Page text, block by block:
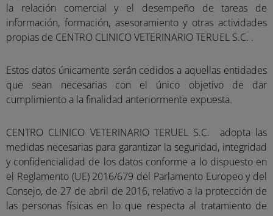
la relación comercial y el desempeño de tareas de
información, formación, asesoramiento y otras actividades
propias de CENTRO CLINICO VETERINARIO TERUEL S.C. .
Estos datos únicamente serán cedidos a aquellas entidades
que sean necesarias con el único objetivo de dar
cumplimiento a la finalidad anteriormente expuesta.
CENTRO CLINICO VETERINARIO TERUEL S.C. adopta las
medidas necesarias para garantizar la seguridad, integridad
y confidencialidad de los datos conforme a lo dispuesto en
el Reglamento (UE) 2016/679 del Parlamento Europeo y del
Consejo, de 27 de abril de 2016, relativo a la protección de
las personas físicas en lo que respecta al tratamiento de